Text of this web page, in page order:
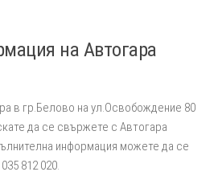
на Автогара
в гр.Белово на ул.Освобождение 80
да се свържете с Автогара
информация можете да се
812 020.